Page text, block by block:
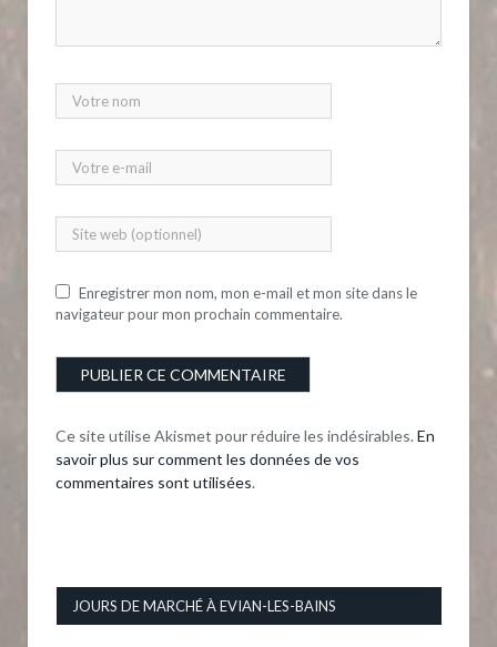
Enregistrer mon nom, mon e-mail et mon site dans le
navigateur pour mon prochain commentaire.
Ce site utilise Akismet pour réduire les indésirables. En
savoir plus sur comment les données de vos
commentaires sont utilisées.
JOURS DE MARCHÉ À EVIAN-LES-BAINS